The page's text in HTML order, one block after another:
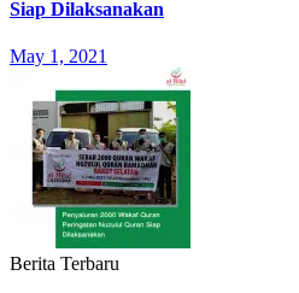
Siap Dilaksanakan
May 1, 2021
Berita Terbaru